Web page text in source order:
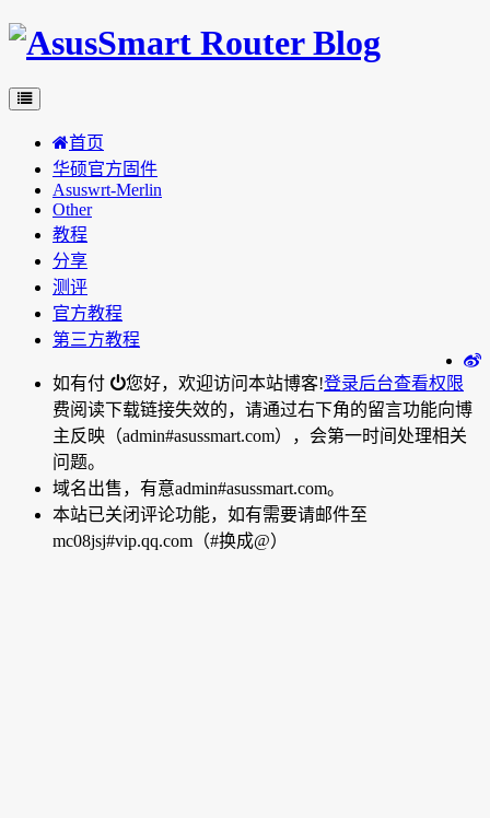
首页
华硕官方固件
Asuswrt-Merlin
Other
教程
分享
测评
官方教程
第三方教程
您好，欢迎访问本站博客!登录后台查看权限
如有付
费阅读下载链接失效的，请通过右下角的留言功能向博
主反映（admin#asussmart.com），会第一时间处理相关
问题。
域名出售，有意admin#asussmart.com。
本站已关闭评论功能，如有需要请邮件至
mc08jsj#vip.qq.com（#换成@）